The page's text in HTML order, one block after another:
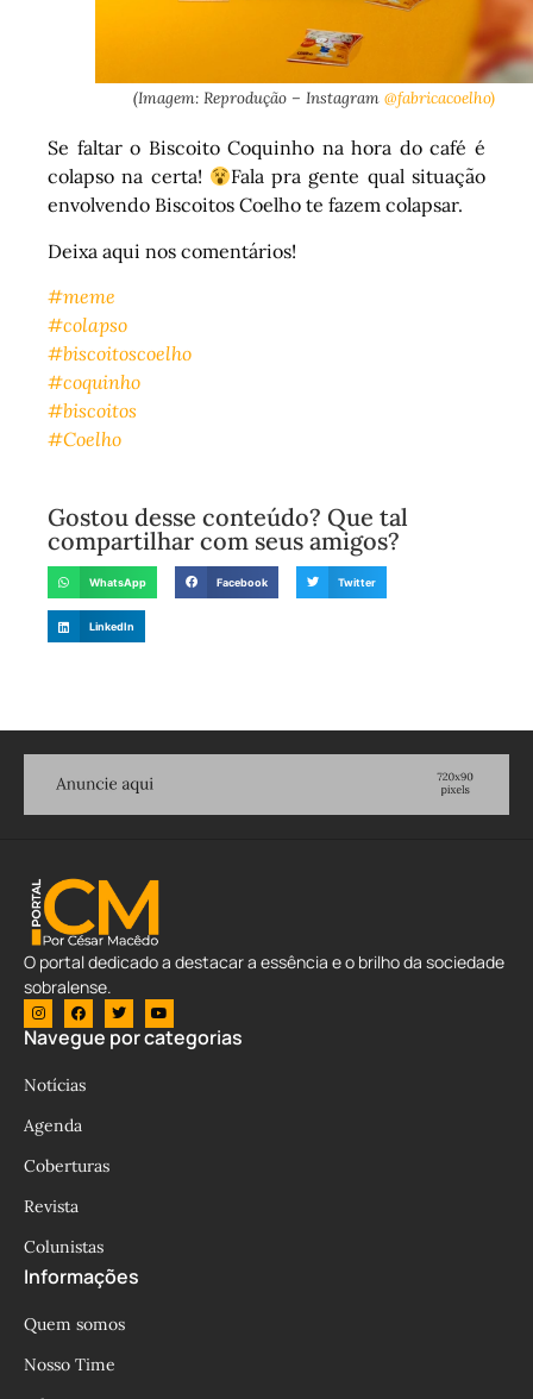
(Imagem: Reprodução – Instagram @fabricacoelho)
Se faltar o Biscoito Coquinho na hora do café é
colapso na certa!
Fala pra gente qual situação
envolvendo Biscoitos Coelho te fazem colapsar.
Deixa aqui nos comentários!
#meme
#colapso
#biscoitoscoelho
#coquinho
#biscoitos
#Coelho
Gostou desse conteúdo? Que tal
compartilhar com seus amigos?
WhatsApp Facebook Twitter
LinkedIn
O portal dedicado a destacar a essência e o brilho da sociedade
sobralense.
Navegue por categorias
Notícias
Agenda
Coberturas
Revista
Colunistas
Informações
Quem somos
Nosso Time